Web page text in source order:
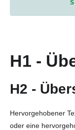
H1 -
H2 -
Hervorgehobener
oder eine